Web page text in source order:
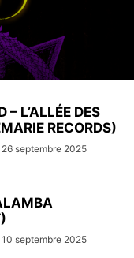
– L’ALLÉE DES
RECORDS)
26 septembre 2025
10 septembre 2025